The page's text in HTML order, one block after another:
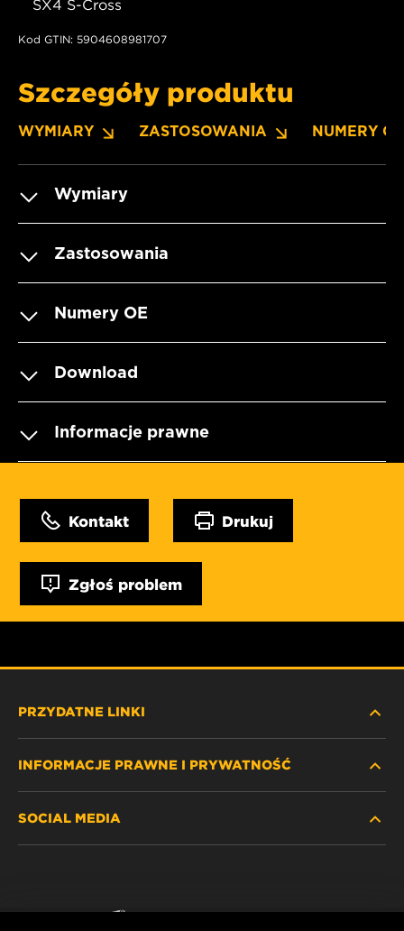
SX4 S-Cross
Kod GTIN: 5904608981707
Szczegóły produktu
WYMIARY ZASTOSOWANIA NUMERY OE
Wymiary
Zastosowania
Numery OE
Download
Informacje prawne
Kontakt Drukuj
Zgłoś problem
PRZYDATNE LINKI
GDZIE KUPIĆ
INFORMACJE PRAWNE I PRYWATNOŚĆ
SOCIAL MEDIA